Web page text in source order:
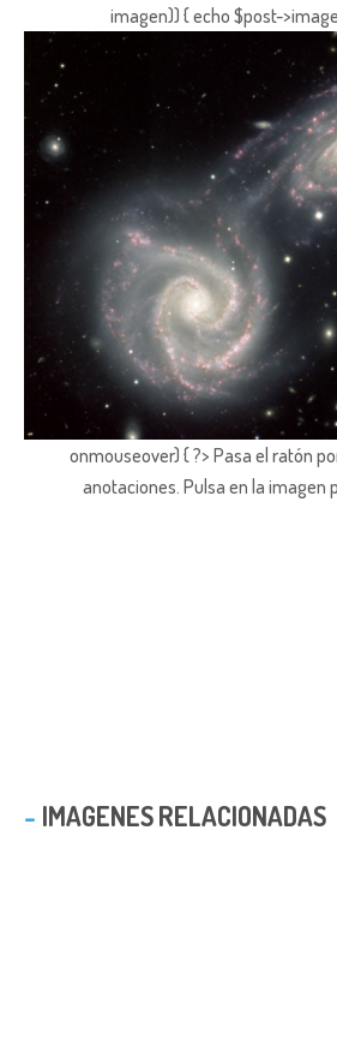
imagen)) { echo $post-
onmouseover) { ?> Pasa el ratón
anotaciones. Pulsa en la imagen
IMAGENES RELACIONADAS